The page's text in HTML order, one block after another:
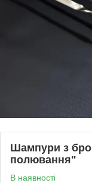
Шампури з
полювання"
В наявності